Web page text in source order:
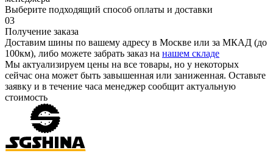
Выберите подходящий способ оплаты и доставки
03
Получение заказа
Доставим шины по вашему адресу в Москве или за МКАД (до
100км), либо можете забрать заказ на нашем складе
Мы актуализируем цены на все товары, но у некоторых
сейчас она может быть завышенная или заниженная. Оставьте
заявку и в течение часа менеджер сообщит актуальную
стоимость